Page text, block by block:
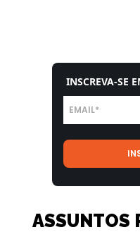
INSCREVA-SE
ASSUNTOS